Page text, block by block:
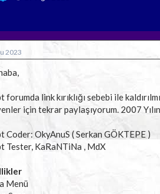
g
a
r
h
i
2023
forumda link kırıklığı sebebi ile
için tekrar paylaşıyorum. 2007
Coder: OkyAnuS ( Serkan GÖKTEPE )
Tester, KaRaNTiNa , MdX
Menü